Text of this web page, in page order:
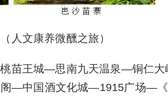
文康养微醺之旅）
苗王城—思南九天温泉—铜仁
—中国酒文化城—1915广场—《